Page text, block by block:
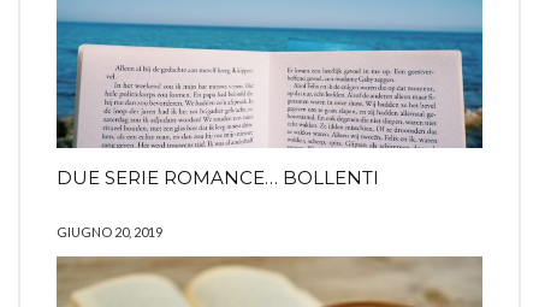
DUE SERIE ROMANCE… BOLLENTI
GIUGNO 20, 2019